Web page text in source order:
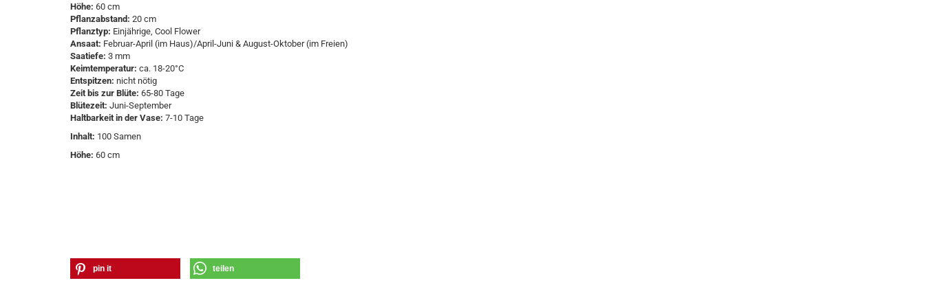
Höhe: 60 cm
Pflanzabstand: 20 cm
Pflanztyp: Einjährige, Cool Flower
Ansaat: Februar-April (im Haus)/April-Juni & August-Oktober (im Freien)
Saatiefe: 3 mm
Keimtemperatur: ca. 18-20°C
Entspitzen: nicht nötig
Zeit bis zur Blüte: 65-80 Tage
Blütezeit: Juni-September
Haltbarkeit in der Vase: 7-10 Tage
Inhalt: 100 Samen
Höhe: 60 cm
pin it teilen